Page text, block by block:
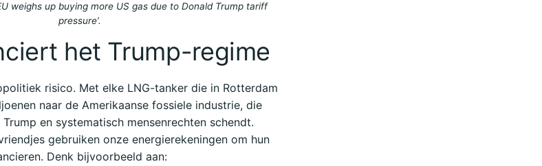
weighs up buying more US gas due to Donald Trump tariff
pressure’.
het Trump-regime
risico. Met elke LNG-tanker die in Rotterdam
naar de Amerikaanse fossiele industrie, die
en systematisch mensenrechten schendt.
gebruiken onze energierekeningen om hun
Denk bijvoorbeeld aan: